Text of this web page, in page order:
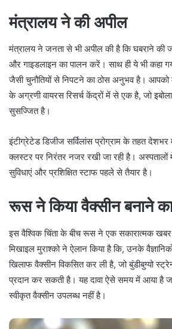
मंत्रालय ने की अपील
मंत्रालय ने जनता से भी अपील की है कि घबराने की
और गाइडलाइन का पालन करें। साथ ही ये भी कहा
जैसी चुनौतियों से निपटने का ठोस अनुभव है। आपको
के अग्रणी वायरस रिसर्च केंद्रों में से एक है, जो
सुसज्जित है।
इंटीग्रेटेड डिजीज सर्विलांस प्रोग्राम के तहत देशभर
क्लस्टर पर निरंतर नजर रखी जा रही है।
सुविधाएं और प्रशिक्षित स्टाफ पहले से तैयार है।
रूस ने किया वैक्सीन बनाने का
इस वैश्विक चिंता के बीच रूस ने एक सकारात्मक खबर
मिखाइल मुराश्को ने ऐलान किया है कि, उनके
खिलाफ वैक्सीन विकसित कर ली है, जो बुंडीबुग्यो
प्रदान कर सकती है। यह दावा ऐसे समय में आया है
स्वीकृत वैक्सीन उपलब्ध नहीं है।